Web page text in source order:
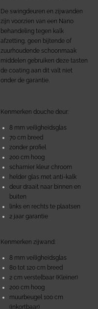
De swingdeuren en zijwanden
zijn voorzien van een Nano
behandeling tegen kalk
afzetting, geen bijtende of
zuurhoudende schoonmaak
middelen gebruiken deze tasten
de coating aan dit valt niet
onder de garantie.
Kenmerken douche deur:
8 mm veiligheidsglas
70 cm breed
zonder profiel
200 cm hoog
scharnier kleur chroom
helder glas met anti-kalk
deur draait naar binnen en
buiten
links en rechts te plaatsen
2 jaar garantie
Kenmerken zijwand:
8 mm veiligheidsglas
80 tot 120 cm breed
2 cm verstelbaar (Kleiner)
200 cm hoog
muurbeugel 100 cm
(inkortbaar)